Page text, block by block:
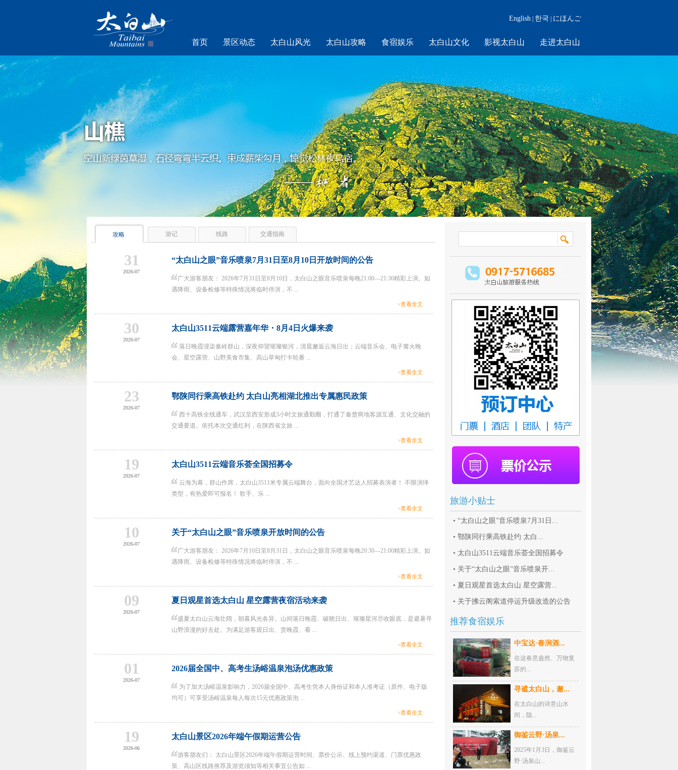
English 한국 にほんご
首页 景区动态 太白山风光 太白山攻略 食宿娱乐 太白山文化 影视太白山 走进太白山
攻略 游记 线路 交通指南
31
2026-07
“太白山之眼”音乐喷泉7月31日至8月10日开放时间的公告
广大游客朋友： 2026年7月31日至8月10日，太白山之眼音乐喷泉每晚21:00—21:30精彩上演。如
遇降雨、设备检修等特殊情况将临时停演，不 ...
>查看全文
30
2026-07
太白山3511云端露营嘉年华・8月4日火爆来袭
落日晚霞浸染秦岭群山，深夜仰望璀璨银河，清晨邂逅云海日出；云端音乐会、电子篝火晚
会、星空露营、山野美食市集、高山草甸打卡轮番 ...
>查看全文
23
2026-07
鄂陕同行乘高铁赴约 太白山亮相湖北推出专属惠民政策
西十高铁全线通车，武汉至西安形成3小时文旅通勤圈，打通了秦楚两地客源互通、文化交融的
交通要道。依托本次交通红利，在陕西省文旅 ...
>查看全文
19
2026-07
太白山3511云端音乐荟全国招募令
云海为幕，群山作席，太白山3511米专属云端舞台，面向全国才艺达人招募表演者！ 不限演绎
类型，有热爱即可报名！ 歌手、乐 ...
>查看全文
10
2026-07
关于“太白山之眼”音乐喷泉开放时间的公告
广大游客朋友： 2026年7月10日至8月31日，太白山之眼音乐喷泉每晚20:30—21:00精彩上演。如
遇降雨、设备检修等特殊情况将临时停演，不 ...
>查看全文
09
2026-07
夏日观星首选太白山 星空露营夜宿活动来袭
盛夏太白山云海壮阔，朝暮风光各异。山间落日晚霞、破晓日出、璀璨星河尽收眼底，是避暑寻
山野浪漫的好去处。为满足游客观日出、赏晚霞、看 ...
>查看全文
01
2026-07
2026届全国中、高考生汤峪温泉泡汤优惠政策
为了加大汤峪温泉影响力，2026届全国中、高考生凭本人身份证和本人准考证（原件、电子版
均可）可享受汤峪温泉每人每次15元优惠政策泡 ...
>查看全文
19
2026-06
太白山景区2026年端午假期运营公告
游客朋友们： 太白山景区2026年端午假期运营时间、票价公示、线上预约渠道、门票优惠政
策、高山区线路推荐及游览须知等相关事宜公告如 ...
旅游小贴士
• “太白山之眼”音乐喷泉7月31日...
• 鄂陕同行乘高铁赴约 太白...
• 太白山3511云端音乐荟全国招募令
• 关于“太白山之眼”音乐喷泉开...
• 夏日观星首选太白山 星空露营...
• 关于拂云阁索道停运升级改造的公告
推荐食宿娱乐
中宝达·春涧酒...
在这春意盎然、万物复
苏的...
寻谧太白山，邂...
在太白山的诗意山水
间，隐...
御鉴云野·汤泉...
2025年1月3日，御鉴云
野·汤泉山...